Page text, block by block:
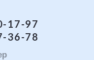
17-97
36-78